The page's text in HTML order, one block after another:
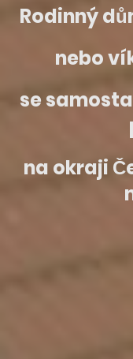
Rodinný
nebo v
se
na okraji